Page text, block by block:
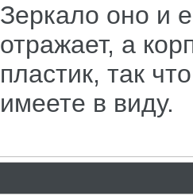
Зеркало оно и
отражает, а
пластик, так
имеете в виду.